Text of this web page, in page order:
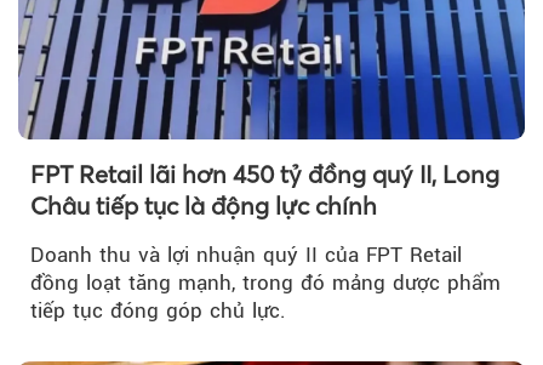
FPT Retail lãi hơn 450 tỷ đồng quý II, Long
Châu tiếp tục là động lực chính
Doanh thu và lợi nhuận quý II của FPT Retail
đồng loạt tăng mạnh, trong đó mảng dược phẩm
tiếp tục đóng góp chủ lực.